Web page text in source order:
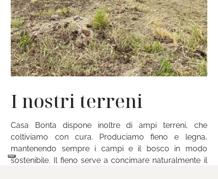
I nostri terreni
Casa Bonta dispone inoltre di ampi terreni, che
coltiviamo con cura. Produciamo fieno e legna,
mantenendo sempre i campi e il bosco in modo
sostenibile. Il fieno serve a concimare naturalmente il